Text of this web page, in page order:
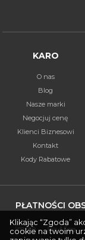
KARO
O nas
Blog
Nasze marki
Negocjuj cenę
Klienci Biznesowi
Kontakt
Kody Rabatowe
PŁATNOŚCI
Klikając “Zgoda”
cookie na twoim